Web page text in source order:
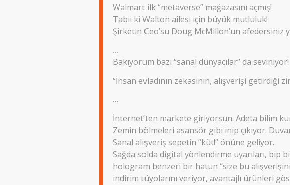
Walmart ilk “metaverse” mağazasını açmış!
Tabii ki Walton ailesi için büyük mutluluk!
Şirketin Ceo’su Doug McMillon’un afedersiniz
…
Bakıyorum bazı “sanal dünyacılar” da seviniyor!
“İnsan evladının zekasının, alışverişi getirdiği
…
İnternet’ten markete giriyorsun. Adeta bilim
Zemin bölmeleri asansör gibi inip çıkıyor.
Sanal alışveriş sepetin “küt!” önüne geliyor.
Sağda solda digital yönlendirme uyarıları, bip
hologram benzeri bir hatun “size bu
indirim tüyolarını veriyor, avantajlı ürünleri